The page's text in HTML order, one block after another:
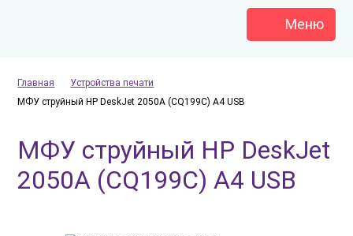
Меню
Главная
Устройства печати
МФУ струйный HP DeskJet 2050A (CQ199C) A4 USB
МФУ струйный HP DeskJet
2050A (CQ199C) A4 USB